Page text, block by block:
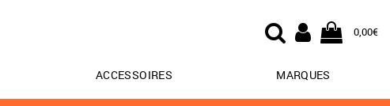
0,00€
ACCESSOIRES MARQUES